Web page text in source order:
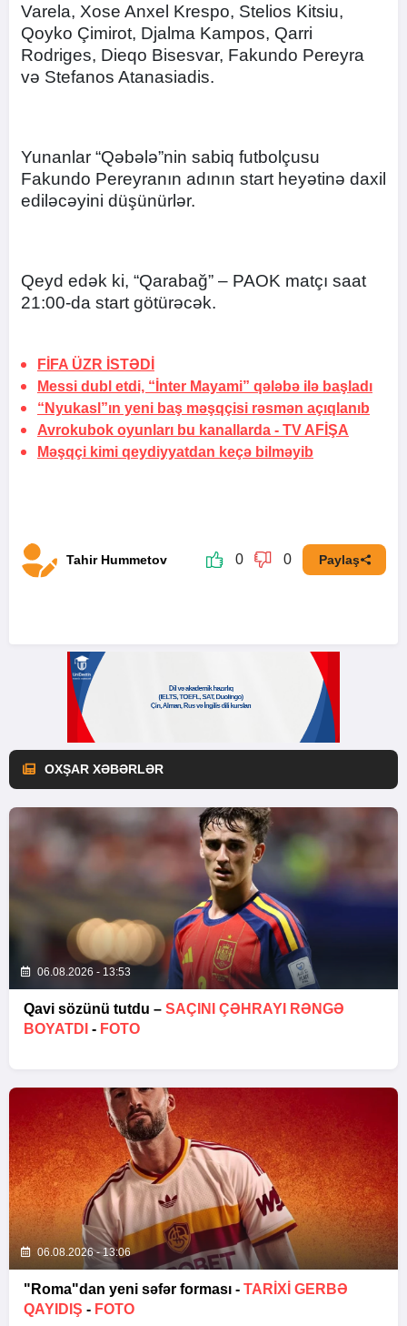
Varela, Xose Anxel Krespo, Stelios Kitsiu,
Qoyko Çimirot, Djalma Kampos, Qarri
Rodriges, Dieqo Bisesvar, Fakundo Pereyra
və Stefanos Atanasiadis.
Yunanlar “Qəbələ”nin sabiq futbolçusu
Fakundo Pereyranın adının start heyətinə daxil
ediləcəyini düşünürlər.
Qeyd edək ki, “Qarabağ” – PAOK matçı saat
21:00-da start götürəcək.
FİFA ÜZR İSTƏDİ
Messi dubl etdi, “İnter Mayami” qələbə ilə başladı
“Nyukasl”ın yeni baş məşqçisi rəsmən açıqlanıb
Avrokubok oyunları bu kanallarda - TV AFİŞA
Məşqçi kimi qeydiyyatdan keçə bilməyib
Tahir Hummetov 0 0 Paylaş
OXŞAR XƏBƏRLƏR
06.08.2026 - 13:53
Qavi sözünü tutdu – SAÇINI ÇƏHRAYI RƏNGƏ
BOYATDI - FOTO
06.08.2026 - 13:06
"Roma"dan yeni səfər forması - TARIXI GERBƏ
QAYIDIŞ - FOTO